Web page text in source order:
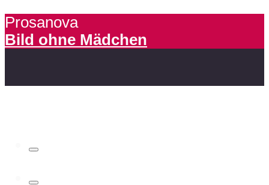
Prosanova
Bild ohne Mädchen